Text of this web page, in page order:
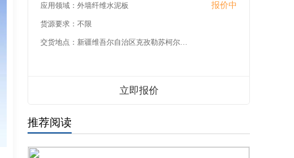
应用领域： 外墙纤维水泥板 报价中
货源要求： 不限
交货地点： 新疆维吾尔自治区克孜勒苏柯尔克孜自治州
立即报价
推荐阅读